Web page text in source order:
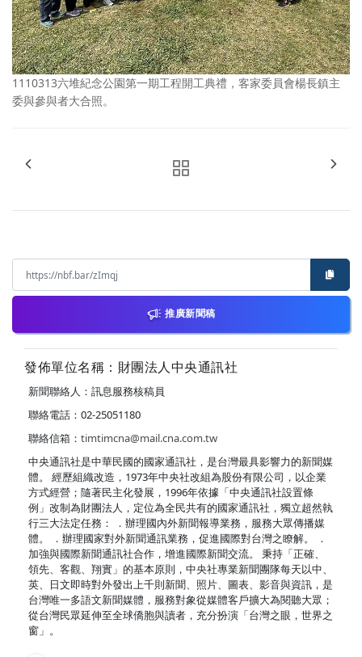
1110313六堆紀念公園第一期工程開工典禮，客家委員會楊長鎮主
委與參與者大合照。
推廣新聞稿
發佈單位名稱：財團法人中央通訊社
新聞聯絡人：訊息服務核稿員
聯絡電話：02-25051180
聯絡信箱： timtimcna@mail.cna.com.tw
中央通訊社是中華民國的國家通訊社，是台灣最具影響力的新聞媒
體。 經歷組織改造，1973年中央社改組為股份有限公司，以企業
方式經營；隨著民主化發展，1996年依據「中央通訊社設置條
例」改制為財團法人，定位為全民共有的國家通訊社，獨立超然執
行三大法定任務： ．辦理國內外新聞報導業務，服務大眾傳播媒
體。 ．辦理國家對外新聞通訊業務，促進國際對台灣之瞭解。 ．
加強與國際新聞通訊社合作，增進國際新聞交流。 秉持「正確、
領先、客觀、翔實」的基本原則，中央社專業新聞團隊每天以中、
英、日文即時對外發出上千則新聞、照片、圖表、影音與資訊，是
台灣唯一多語文新聞媒體，服務對象從媒體客戶擴大為閱聽大眾；
從台灣民眾延伸至全球僑胞與讀者，充分扮演「台灣之眼，世界之
窗」。